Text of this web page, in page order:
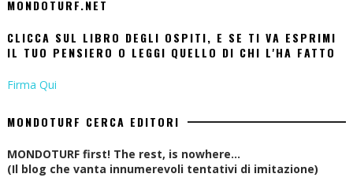
MONDOTURF.NET
CLICCA SUL LIBRO DEGLI OSPITI, E SE TI VA ESPRIMI
IL TUO PENSIERO O LEGGI QUELLO DI CHI L'HA FATTO
Firma Qui
MONDOTURF CERCA EDITORI
MONDOTURF first! The rest, is nowhere...
(Il blog che vanta innumerevoli tentativi di imitazione)